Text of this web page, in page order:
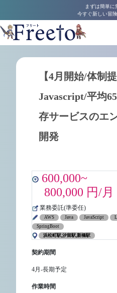
まずは簡単に
今すぐ新しい冒
【4月開始/体制
Javascript/平均
存サービスのエ
開発
600,000~
800,000 円/月
業務委託(準委任)
AWS Java JavaScript
SpringBoot
浜松町駅,汐留駅,新橋駅
契約期間
4月-長期予定
作業時間